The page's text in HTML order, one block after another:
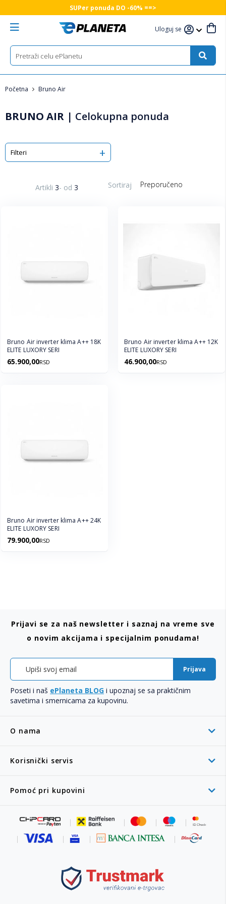
SUPer ponuda DO -60% ==>
Uloguj se
Početna Bruno Air
BRUNO AIR | Celokupna ponuda
Filteri
Artikli 3- od 3 Sortiraj
Bruno Air inverter klima A++ 18K
ELITE LUXORY SERI
65.900,00RSD
Bruno Air inverter klima A++ 12K
ELITE LUXORY SERI
46.900,00RSD
Bruno Air inverter klima A++ 24K
ELITE LUXORY SERI
79.900,00RSD
O nama
Korisnički servis
Pomoć pri kupovini
Prijavi se za naš newsletter i saznaj na vreme sve
o novim akcijama i specijalnim ponudama!
Prijava
Poseti i naš ePlaneta BLOG i upoznaj se sa praktičnim
savetima i smernicama za kupovinu.